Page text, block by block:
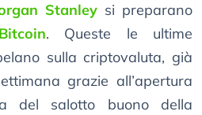
Stanley si preparano
. Queste le ultime
sulla criptovaluta, già
grazie all’apertura
del salotto buono della